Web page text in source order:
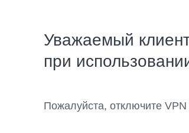
Уважаемый
при
Пожалуйста, отключите